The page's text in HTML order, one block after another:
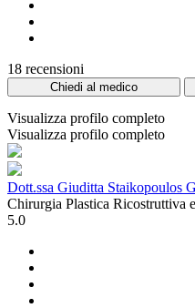
18 recensioni
Chiedi al medico
Visualizza profilo completo
Visualizza profilo completo
Dott.ssa Giuditta Staikopoulos
Chirurgia Plastica Ricostruttiva
5.0